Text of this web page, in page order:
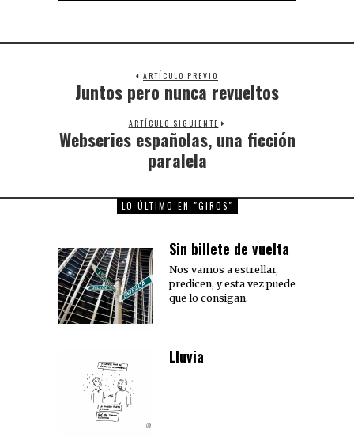
ARTÍCULO PREVIO
Previous
Juntos pero nunca revueltos
ARTÍCULO SIGUIENTE
Next
post:
Webseries españolas, una ficción
paralela
LO ÚLTIMO EN "GIROS"
Sin billete de vuelta
Nos vamos a estrellar,
predicen, y esta vez puede
que lo consigan.
Lluvia